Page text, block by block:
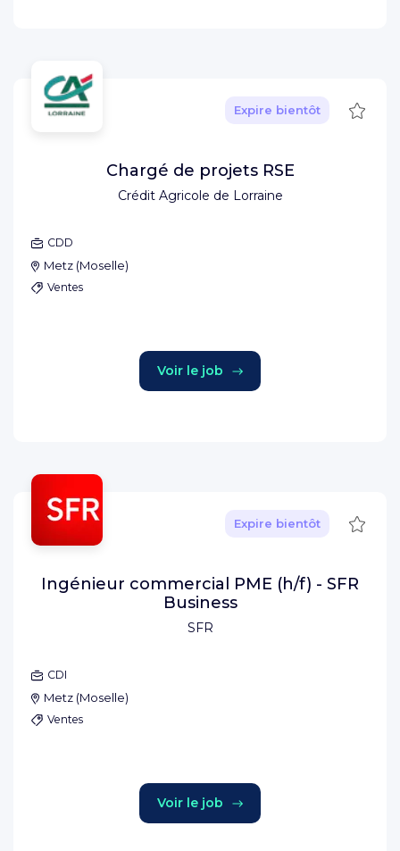
Crédit Agricole de Lorraine
Expire bientôt
Chargé de projets RSE
CDD
Metz (Moselle)
Ventes
Voir le job
SFR
Expire bientôt
Ingénieur commercial PME (h/f) - SFR
Business
CDI
Metz (Moselle)
Ventes
Voir le job